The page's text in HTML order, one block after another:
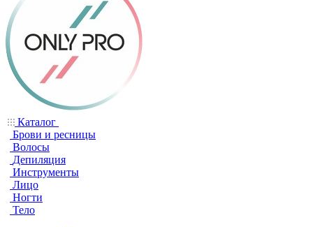
Каталог
Брови и ресницы
Волосы
Депиляция
Инструменты
Лицо
Ногти
Тело